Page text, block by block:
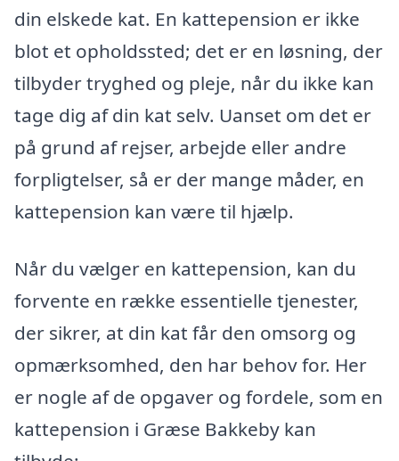
din elskede kat. En kattepension er ikke
blot et opholdssted; det er en løsning, der
tilbyder tryghed og pleje, når du ikke kan
tage dig af din kat selv. Uanset om det er
på grund af rejser, arbejde eller andre
forpligtelser, så er der mange måder, en
kattepension kan være til hjælp.
Når du vælger en kattepension, kan du
forvente en række essentielle tjenester,
der sikrer, at din kat får den omsorg og
opmærksomhed, den har behov for. Her
er nogle af de opgaver og fordele, som en
kattepension i Græse Bakkeby kan